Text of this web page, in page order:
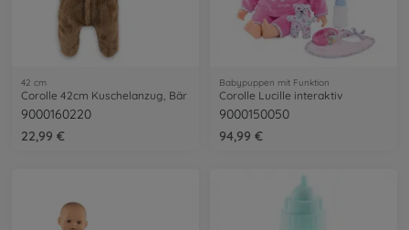
42 cm
Corolle 42cm Kuschelanzug, Bär
9000160220
22,99 €
Babypuppen mit Funktion
Corolle Lucille interaktiv
9000150050
94,99 €